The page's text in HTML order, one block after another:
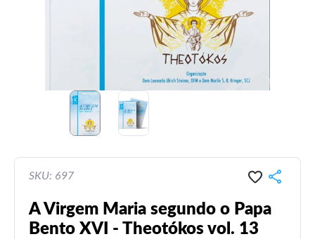
SKU: 697
A Virgem Maria segundo o Papa
Bento XVI - Theotókos vol. 13